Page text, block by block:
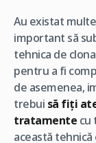
Au existat
important să
tehnica de
pentru a fi
de asemenea,
trebui să fiți
tratamente cu
această